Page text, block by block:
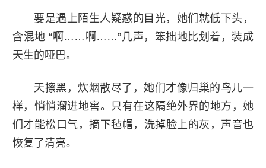
要是遇上陌生人疑惑的目光，她们就低下头，
含混地 “啊……啊……”几声，笨拙地比划着，装成
天生的哑巴。
天擦黑，炊烟散尽了，她们才像归巢的鸟儿一
样，悄悄溜进地窖。只有在这隔绝外界的地方，她
们才能松口气，摘下毡帽，洗掉脸上的灰，声音也
恢复了清亮。